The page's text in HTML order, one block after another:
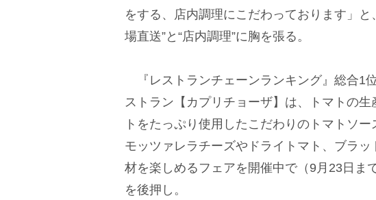
をする、店内調理にこだわっております」
場直送”と“店内調理”に胸を張る。
『レストランチェーンランキング』総合1
ストラン【カプリチョーザ】は、トマトの
トをたっぷり使用したこだわりのトマトソ
モッツァレラチーズやドライトマト、ブラ
材を楽しめるフェアを開催中で（9月23日ま
を後押し。